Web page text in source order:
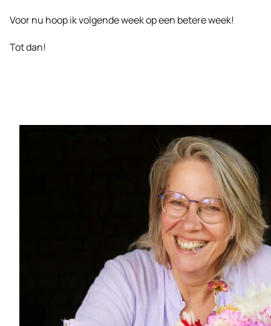
Voor nu hoop ik volgende week op een betere week!
Tot dan!